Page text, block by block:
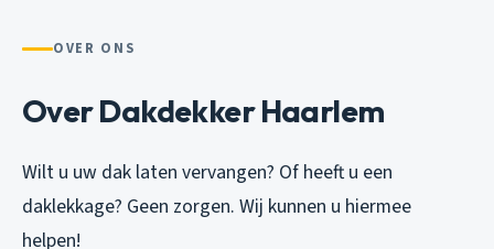
OVER ONS
Over Dakdekker Haarlem
Wilt u uw dak laten vervangen? Of heeft u een
daklekkage? Geen zorgen. Wij kunnen u hiermee
helpen!